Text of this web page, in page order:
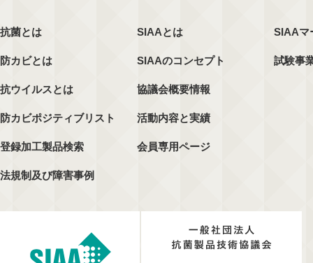
抗菌とは
防カビとは
抗ウイルスとは
防カビポジティブリスト
登録加工製品検索
法規制及び障害事例
SIAAとは
SIAAのコンセプト
協議会概要情報
活動内容と実績
会員専用ページ
SIAAマ
試験事